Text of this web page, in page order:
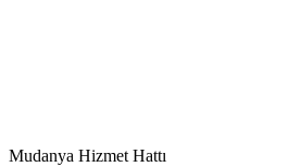
Mudanya Hizmet Hattı